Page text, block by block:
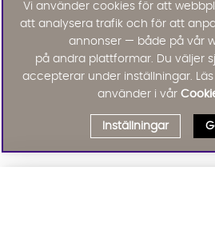
Vi använder cookies för att
att analysera trafik och för att
annonser — både på vår
på andra plattformar. Du väljer
accepterar under inställningar.
använder i vår
Inställningar